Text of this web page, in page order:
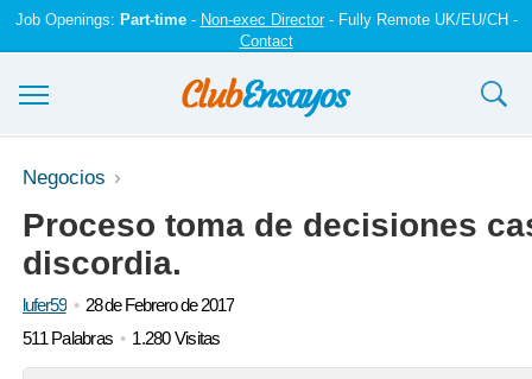
Job Openings: Part-time- Non-exec Director- Fully Remote UK/EU/CH -
Contact
Ensayos y trabajos
Registrarse
Iniciar sesión
Negocios
Proceso toma de decisiones
discordia.
lufer59
28 de Febrero de 2017
511 Palabras
1.280 Visitas